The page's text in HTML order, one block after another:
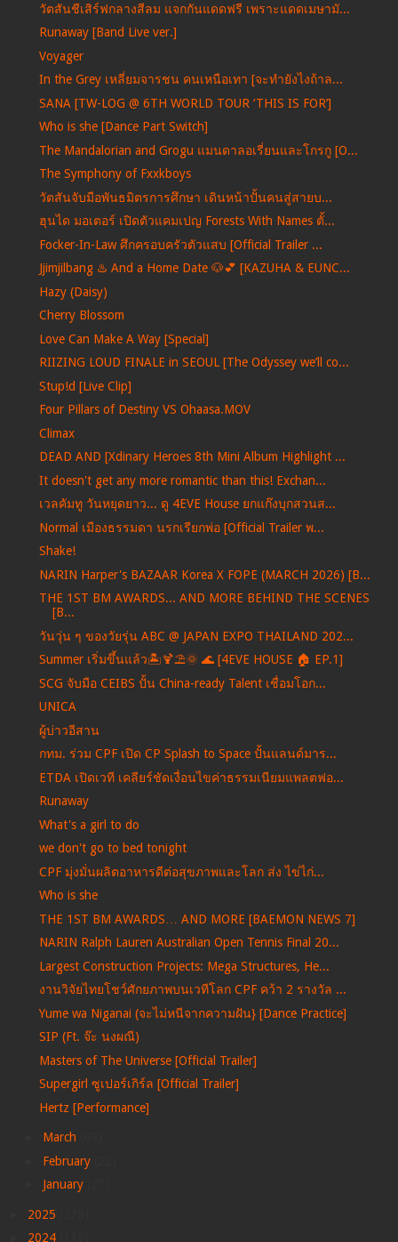
วัตสันชีเสิร์ฟกลางสีลม แจกกันแดดฟรี เพราะแดดเมษามั...
Runaway [Band Live ver.]
Voyager
In the Grey เหลี่ยมจารชน คนเหนือเทา [จะทำยังไงถ้าล...
SANA [TW-LOG @ 6TH WORLD TOUR ‘THIS IS FOR’]
Who is she [Dance Part Switch]
The Mandalorian and Grogu แมนดาลอเรี่ยนและโกรกู [O...
The Symphony of Fxxkboys
วัตสันจับมือพันธมิตรการศึกษา เดินหน้าปั้นคนสู่สายบ...
ฮุนได มอเตอร์ เปิดตัวแคมเปญ Forests With Names ตั้...
Focker-In-Law ศึกครอบครัวตัวแสบ [Official Trailer ...
Jjimjilbang ♨️ And a Home Date 🐶💕 [KAZUHA & EUNC...
Hazy (Daisy)
Cherry Blossom
Love Can Make A Way [Special]
RIIZING LOUD FINALE in SEOUL [The Odyssey we’ll co...
Stup!d [Live Clip]
Four Pillars of Destiny VS Ohaasa.MOV
Climax
DEAD AND [Xdinary Heroes 8th Mini Album Highlight ...
It doesn't get any more romantic than this! Exchan...
เวลคัมทู วันหยุดยาว... ดู 4EVE House ยกแก๊งบุกสวนส...
Normal เมืองธรรมดา นรกเรียกพ่อ [Official Trailer พ...
Shake!
NARIN Harper's BAZAAR Korea X FOPE (MARCH 2026) [B...
THE 1ST BM AWARDS... AND MORE BEHIND THE SCENES
[B...
วันวุ่น ๆ ของวัยรุ่น ABC @ JAPAN EXPO THAILAND 202...
Summer เริ่มขึ้นแล้ว🏝️🍹⛱️🌞 🌊 [4EVE HOUSE 🏠 EP.1]
SCG จับมือ CEIBS ปั้น China-ready Talent เชื่อมโอก...
UNICA
ผู้บ่าวอีสาน
กทม. ร่วม CPF เปิด CP Splash to Space ปั้นแลนด์มาร...
ETDA เปิดเวที เคลียร์ชัดเงื่อนไขค่าธรรมเนียมแพลตฟอ...
Runaway
What's a girl to do
we don't go to bed tonight
CPF มุ่งมั่นผลิตอาหารดีต่อสุขภาพและโลก ส่ง ไข่ไก่...
Who is she
THE 1ST BM AWARDS… AND MORE [BAEMON NEWS 7]
NARIN Ralph Lauren Australian Open Tennis Final 20...
Largest Construction Projects: Mega Structures, He...
งานวิจัยไทยโชว์ศักยภาพบนเวทีโลก CPF คว้า 2 รางวัล ...
Yume wa Niganai (จะไม่หนีจากความฝัน} [Dance Practice]
SIP (Ft. จ๊ะ นงผณี)
Masters of The Universe [Official Trailer]
Supergirl ซูเปอร์เกิร์ล [Official Trailer]
Hertz [Performance]
March
February
January
2025
2024